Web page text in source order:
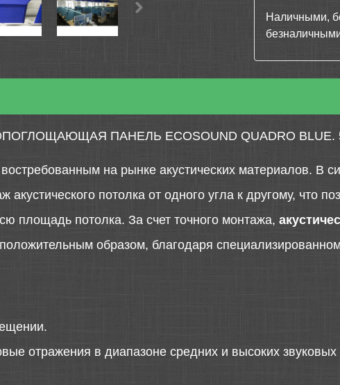
Наличными,
ПАНЕЛЬ ECOSOUND QUADRO
на рынке акустических материалов. В
акустического потолка от одного угла к другому, что
площадь потолка. За счет точного монтажа,
образом, благодаря
отражения в диапазоне средних и высоких звуковых